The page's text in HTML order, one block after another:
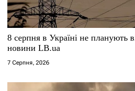
8 серпня в Україні не планують
новини LB.ua
7 Серпня, 2026